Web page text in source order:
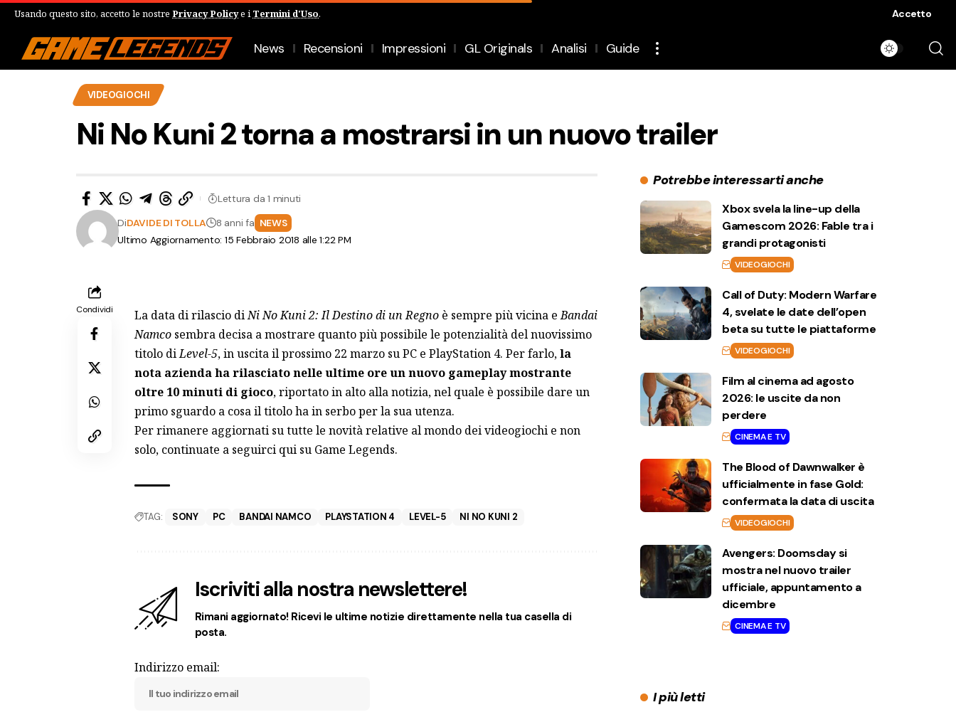
Usando questo sito, accetto le nostre Privacy Policye i Termini d'Uso. Accetto
News Recensioni Impressioni GL Originals Analisi Guide
VIDEOGIOCHI
Ni No Kuni 2 torna a mostrarsi in un nuovo trailer
Ultimo Aggiornamento: 15 Febbraio 2018 alle 1:22 PM
DiDAVIDE DI TOLLA 8 anni fa NEWS
Lettura da 1 minuti
Condividi La data di rilascio diNi No Kuni 2: Il Destino di un Regno è sempre più vicina eBandai
Namco sembra decisa a mostrare quanto più possibile le potenzialità del nuovissimo
titolo diLevel-5, in uscita il prossimo 22 marzo su PC e PlayStation 4. Per farlo,la
nota azienda ha rilasciato nelle ultime ore un nuovo gameplay mostrante
oltre 10 minuti di gioco, riportato in alto alla notizia, nel quale è possibile dare un
primo sguardo a cosa il titolo ha in serbo per la sua utenza.
Per rimanere aggiornati su tutte le novità relative al mondo dei videogiochi e non
solo, continuate a seguirci qui su Game Legends.
TAG: SONY PC BANDAI NAMCO PLAYSTATION 4 LEVEL-5 NI NO KUNI 2
Iscriviti alla nostra newslettere!
Rimani aggiornato! Ricevi le ultime notizie direttamente nella tua casella di
posta.
Indirizzo email:
Potrebbe interessarti anche
Xbox svela la line-up della
Gamescom 2026: Fable tra i
grandi protagonisti
VIDEOGIOCHI
Call of Duty: Modern Warfare
4, svelate le date dell’open
beta su tutte le piattaforme
VIDEOGIOCHI
Film al cinema ad agosto
2026: le uscite da non
perdere
CINEMA E TV
The Blood of Dawnwalker è
ufficialmente in fase Gold:
confermata la data di uscita
VIDEOGIOCHI
Avengers: Doomsday si
mostra nel nuovo trailer
ufficiale, appuntamento a
dicembre
CINEMA E TV
I più letti